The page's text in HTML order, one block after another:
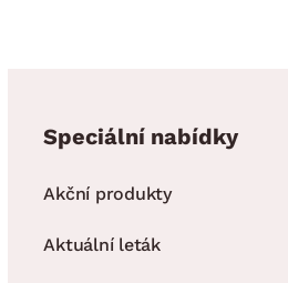
Speciální nabídky
Akční produkty
Aktuální leták